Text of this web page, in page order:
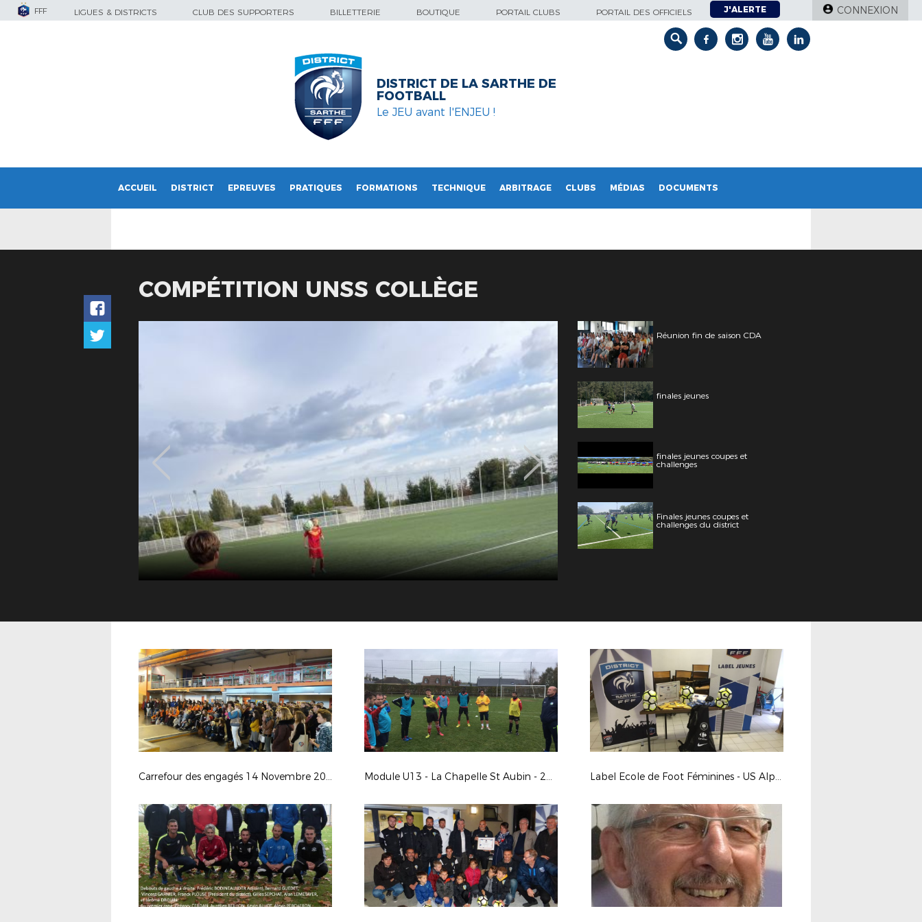
FFF LIGUES & DISTRICTS CLUB DES SUPPORTERS BILLETTERIE BOUTIQUE PORTAIL CLUBS PORTAIL DES OFFICIELS J'ALERTE CONNEXION
DISTRICT DE LA SARTHE DE
FOOTBALL
Le JEU avant l'ENJEU !
ACCUEIL DISTRICT EPREUVES PRATIQUES FORMATIONS TECHNIQUE ARBITRAGE CLUBS MÉDIAS DOCUMENTS
COMPÉTITION UNSS COLLÈGE
Réunion fin de saison CDA
finales jeunes
finales jeunes coupes et
challenges
Finales jeunes coupes et
challenges du district
Carrefour des engagés 14 Novembre 2017 Module U13 - La Chapelle St Aubin - 2&3 novembre 2017 Label Ecole de Foot Féminines - US Alpes Mancelles